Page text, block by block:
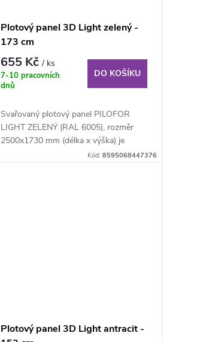
Plotový panel 3D Light zelený -
173 cm
655 Kč/ ks
7-10 pracovních
dnů
DO KOŠÍKU
Svařovaný plotový panel PILOFOR
LIGHT ZELENÝ (RAL 6005), rozměr
2500x1730 mm (délka x výška) je
Kód: 8595068447376
Plotový panel 3D Light antracit -